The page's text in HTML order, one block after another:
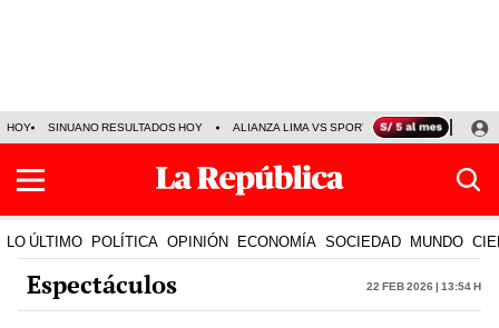
HOY SINUANO RESULTADOS HOY ALIANZA LIMA VS SPORT BOYS JORGE
LO ÚLTIMO POLÍTICA OPINIÓN ECONOMÍA SOCIEDAD MUNDO
Espectáculos 22 Feb 2026 | 13:54 h